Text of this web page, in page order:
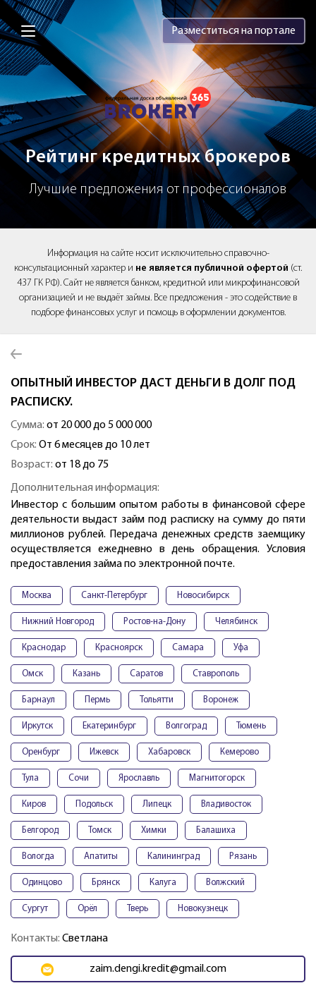
Brokery365 - Рейтинг кредитных
Разместиться на портале
Рейтинг кредитных брокеров
Лучшие предложения от профессионалов
Информация на сайте носит исключительно справочно-
консультационный характер и не является публичной офертой (ст.
437 ГК РФ). Сайт не является банком, кредитной или микрофинансовой
организацией и не выдаёт займы. Все предложения - это содействие в
подборе финансовых услуг и помощь в оформлении документов.
ОПЫТНЫЙ ИНВЕСТОР ДАСТ ДЕНЬГИ В ДОЛГ ПОД
РАСПИСКУ.
Сумма: от 20 000 до 5 000 000
Срок: От 6 месяцев до 10 лет
Возраст: от 18 до 75
Дополнительная информация:
Инвестор с большим опытом работы в финансовой сфере
деятельности выдаст займ под расписку на сумму до пяти
миллионов рублей. Передача денежных средств заемщику
осуществляется ежедневно в день обращения. Условия
предоставления займа по электронной почте.
Москва Санкт-Петербург Новосибирск
Нижний Новгород Ростов-на-Дону Челябинск
Краснодар Красноярск Самара Уфа
Омск Казань Саратов Ставрополь
Барнаул Пермь Тольятти Воронеж
Иркутск Екатеринбург Волгоград Тюмень
Оренбург Ижевск Хабаровск Кемерово
Тула Сочи Ярославль Магнитогорск
Киров Подольск Липецк Владивосток
Белгород Томск Химки Балашиха
Вологда Апатиты Калининград Рязань
Одинцово Брянск Калуга Волжский
Сургут Орёл Тверь Новокузнецк
Контакты: Светлана
zaim.dengi.kredit@gmail.com